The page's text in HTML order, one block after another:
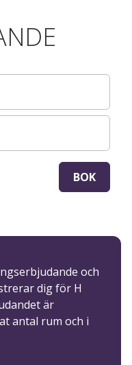
vistelse
BOK
och
dig för H
är
antal rum och i